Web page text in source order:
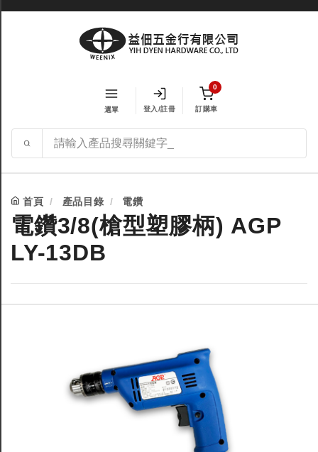
選單 登入/註冊
0
訂購車
首頁 產品目錄 電鑽
電鑽3/8(槍型塑膠柄) AGP
LY-13DB